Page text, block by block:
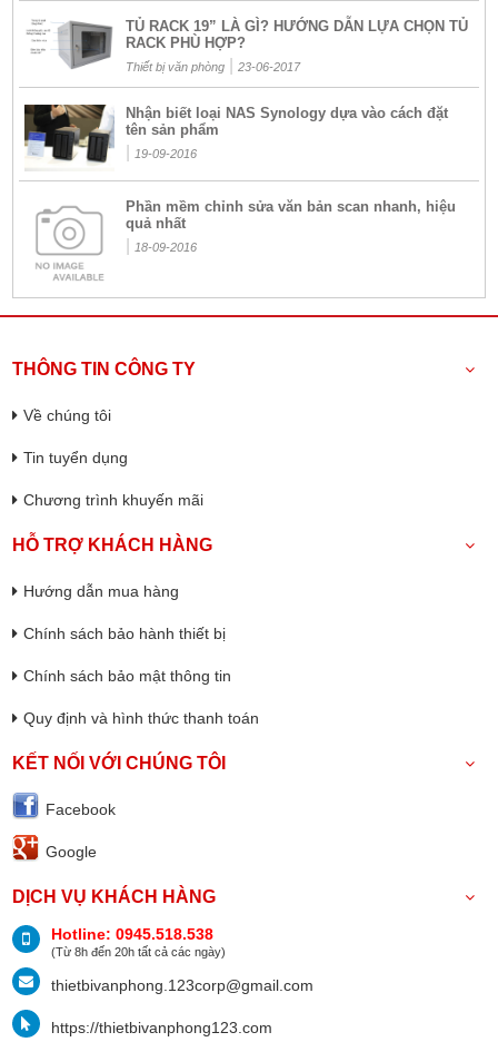
TỦ RACK 19” LÀ GÌ? HƯỚNG DẪN LỰA CHỌN TỦ
RACK PHÙ HỢP?
Thiết bị văn phòng| 23-06-2017
Nhận biết loại NAS Synology dựa vào cách đặt
tên sản phẩm
19-09-2016
Phần mềm chỉnh sửa văn bản scan nhanh, hiệu
quả nhất
18-09-2016
THÔNG TIN CÔNG TY
Về chúng tôi
Tin tuyển dụng
Chương trình khuyến mãi
HỖ TRỢ KHÁCH HÀNG
Hướng dẫn mua hàng
Chính sách bảo hành thiết bị
Chính sách bảo mật thông tin
Quy định và hình thức thanh toán
KẾT NỐI VỚI CHÚNG TÔI
Facebook
Google
DỊCH VỤ KHÁCH HÀNG
Hotline: 0945.518.538
(Từ 8h đến 20h tất cả các ngày)
thietbivanphong.123corp@gmail.com
https://thietbivanphong123.com